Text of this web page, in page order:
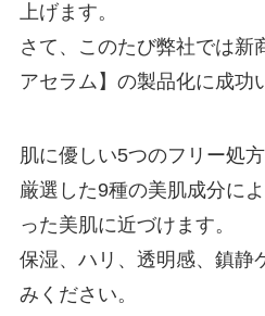
上げます。
さて、このたび弊社では新
アセラム】の製品化に成功
肌に優しい5つのフリー処方
厳選した9種の美肌成分に
った美肌に近づけます。
保湿、ハリ、透明感、鎮静
みください。